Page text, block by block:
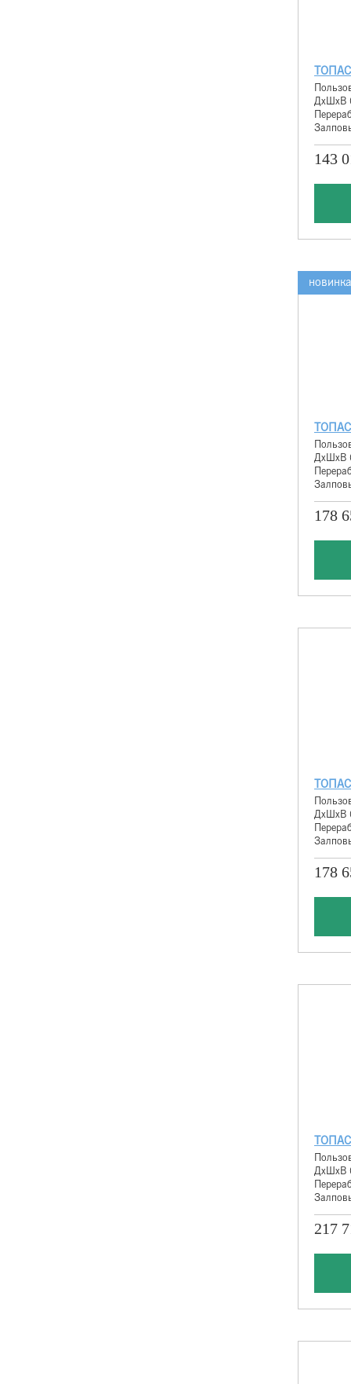
ДхШхВ
143
новинка
ДхШхВ
178
ДхШхВ
178
ДхШхВ
217